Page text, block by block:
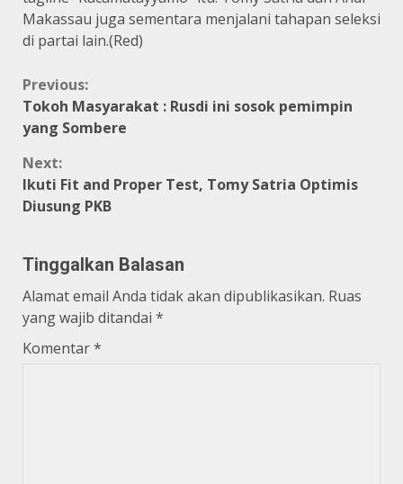
Makassau juga sementara menjalani tahapan seleksi
di partai lain.(Red)
Continue
Reading
Previous:
Tokoh Masyarakat : Rusdi ini sosok pemimpin
yang Sombere
Next:
Ikuti Fit and Proper Test, Tomy Satria Optimis
Diusung PKB
Tinggalkan Balasan
Alamat email Anda tidak akan dipublikasikan. Ruas
yang wajib ditandai *
Komentar*